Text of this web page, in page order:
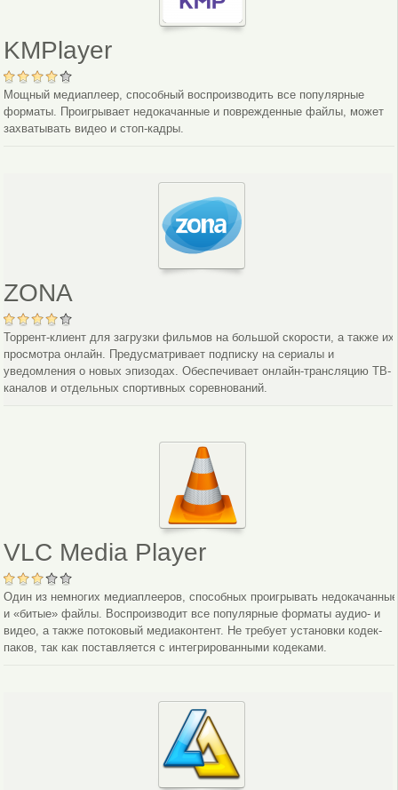
KMPlayer
Мощный медиаплеер, способный воспроизводить все популярные
форматы. Проигрывает недокачанные и поврежденные файлы, может
захватывать видео и стоп-кадры.
ZONA
Торрент-клиент для загрузки фильмов на большой скорости, а также их
просмотра онлайн. Предусматривает подписку на сериалы и
уведомления о новых эпизодах. Обеспечивает онлайн-трансляцию ТВ-
каналов и отдельных спортивных соревнований.
VLC Media Player
Один из немногих медиаплееров, способных проигрывать недокачанные
и «битые» файлы. Воспроизводит все популярные форматы аудио- и
видео, а также потоковый медиаконтент. Не требует установки кодек-
паков, так как поставляется с интегрированными кодеками.